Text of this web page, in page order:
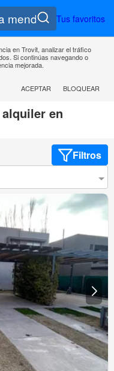
Tus favoritos
en Trovit, analizar el tráfico
Si continúas navegando o
mejorada.
ACEPTAR
BLOQUEAR
en
Filtros